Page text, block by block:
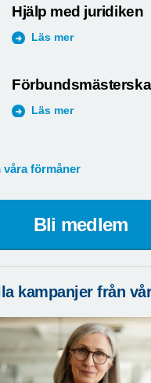
Hjälp med juridiken
Läs mer
Läs mer
våra förmåner
Bli medlem
kampanjer från